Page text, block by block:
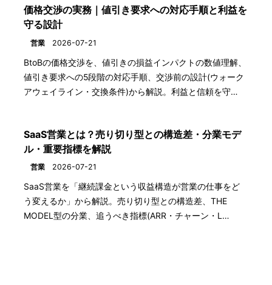
価格交渉の実務｜値引き要求への対応手順と利益を
守る設計
営業 2026-07-21
BtoBの価格交渉を、値引きの損益インパクトの数値理解、
値引き要求への5段階の対応手順、交渉前の設計(ウォーク
アウェイライン・交換条件)から解説。利益と信頼を守…
SaaS営業とは？売り切り型との構造差・分業モデ
ル・重要指標を解説
営業 2026-07-21
SaaS営業を「継続課金という収益構造が営業の仕事をど
う変えるか」から解説。売り切り型との構造差、THE
MODEL型の分業、追うべき指標(ARR・チャーン・L…